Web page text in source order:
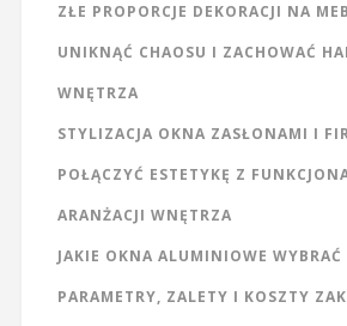
ZŁE PROPORCJE DEKORACJI NA
UNIKNĄĆ CHAOSU I ZACHOWAĆ
WNĘTRZA
STYLIZACJA OKNA ZASŁONAMI I
POŁĄCZYĆ ESTETYKĘ Z
ARANŻACJI WNĘTRZA
JAKIE OKNA ALUMINIOWE WYBRAĆ
PARAMETRY, ZALETY I KOSZTY